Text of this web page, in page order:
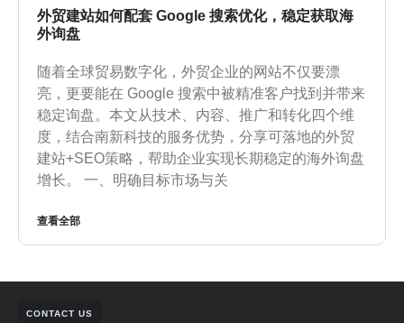
外贸建站如何配套 Google 搜索优化，稳定获取海
外询盘
随着全球贸易数字化，外贸企业的网站不仅要漂
亮，更要能在 Google 搜索中被精准客户找到并带来
稳定询盘。本文从技术、内容、推广和转化四个维
度，结合南新科技的服务优势，分享可落地的外贸
建站+SEO策略，帮助企业实现长期稳定的海外询盘
增长。 一、明确目标市场与关
查看全部
CONTACT US